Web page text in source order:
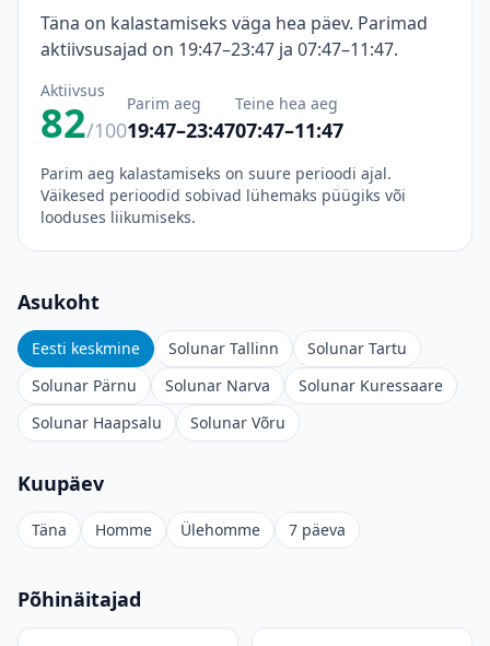
Täna on kalastamiseks väga hea päev. Parimad
aktiivsusajad on 19:47–23:47 ja 07:47–11:47.
Aktiivsus
82/100
Parim aeg
19:47–23:47
Teine hea aeg
07:47–11:47
Parim aeg kalastamiseks on suure perioodi ajal.
Väikesed perioodid sobivad lühemaks püügiks või
looduses liikumiseks.
Asukoht
Eesti keskmine Solunar Tallinn
Solunar Tartu
Solunar Pärnu
Solunar Narva
Solunar Kuressaare
Solunar Haapsalu
Solunar Võru
Kuupäev
Täna Homme Ülehomme 7 päeva
Põhinäitajad